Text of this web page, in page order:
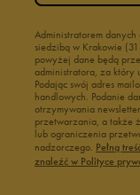
Administratorem
siedzibą w Krakowie
powyżej dane będą
administratora, za który
Podając swój adres
handlowych. Podanie
otrzymywania
przetwarzania, a także
lub ograniczenia
nadzorczego. Pełną
znaleźć w Polityce